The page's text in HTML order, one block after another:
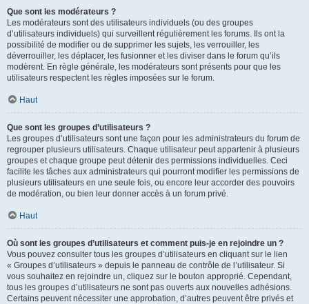
Que sont les modérateurs ?
Les modérateurs sont des utilisateurs individuels (ou des groupes
d’utilisateurs individuels) qui surveillent régulièrement les forums. Ils ont la
possibilité de modifier ou de supprimer les sujets, les verrouiller, les
déverrouiller, les déplacer, les fusionner et les diviser dans le forum qu’ils
modèrent. En règle générale, les modérateurs sont présents pour que les
utilisateurs respectent les règles imposées sur le forum.
Haut
Que sont les groupes d’utilisateurs ?
Les groupes d’utilisateurs sont une façon pour les administrateurs du forum de
regrouper plusieurs utilisateurs. Chaque utilisateur peut appartenir à plusieurs
groupes et chaque groupe peut détenir des permissions individuelles. Ceci
facilite les tâches aux administrateurs qui pourront modifier les permissions de
plusieurs utilisateurs en une seule fois, ou encore leur accorder des pouvoirs
de modération, ou bien leur donner accès à un forum privé.
Haut
Où sont les groupes d’utilisateurs et comment puis-je en rejoindre un ?
Vous pouvez consulter tous les groupes d’utilisateurs en cliquant sur le lien
« Groupes d’utilisateurs » depuis le panneau de contrôle de l’utilisateur. Si
vous souhaitez en rejoindre un, cliquez sur le bouton approprié. Cependant,
tous les groupes d’utilisateurs ne sont pas ouverts aux nouvelles adhésions.
Certains peuvent nécessiter une approbation, d’autres peuvent être privés et